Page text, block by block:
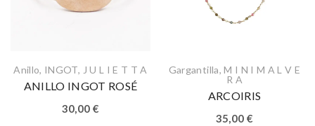
Anillo, INGOT, J U L I E T T A
ANILLO INGOT ROSÉ
30,00 €
Gargantilla,M I N I M A L V E
R A
ARCOIRIS
35,00 €